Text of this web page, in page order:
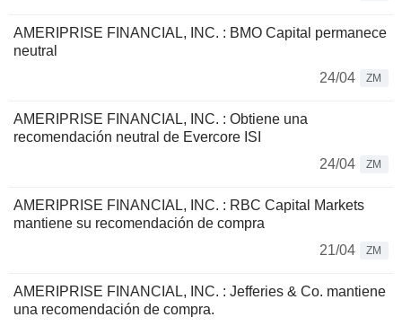
AMERIPRISE FINANCIAL, INC. : BMO Capital permanece
neutral
24/04
ZM
AMERIPRISE FINANCIAL, INC. : Obtiene una
recomendación neutral de Evercore ISI
24/04
ZM
AMERIPRISE FINANCIAL, INC. : RBC Capital Markets
mantiene su recomendación de compra
21/04
ZM
AMERIPRISE FINANCIAL, INC. : Jefferies & Co. mantiene
una recomendación de compra.